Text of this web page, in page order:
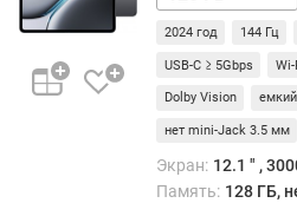
h
m
a
r
512 ГБ
2024 год 144 Гц
USB-C ≥ 5Gbps Wi-
Dolby Vision
нет mini-Jack 3.5 мм
Экран: 12.1 ″ ,
Память: 128 ГБ,